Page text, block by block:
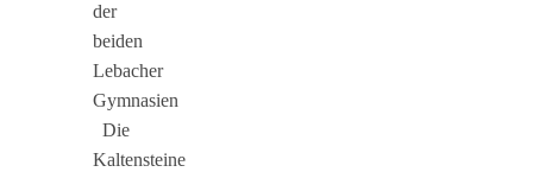
der
beiden
Lebacher
Gymnasien
Die
Kaltensteine